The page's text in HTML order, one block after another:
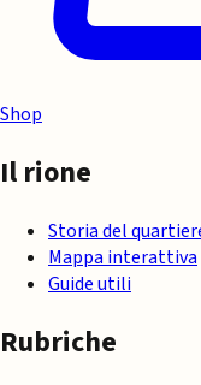
Shop
Il rione
Storia del
Mappa interattiva
Guide utili
Rubriche